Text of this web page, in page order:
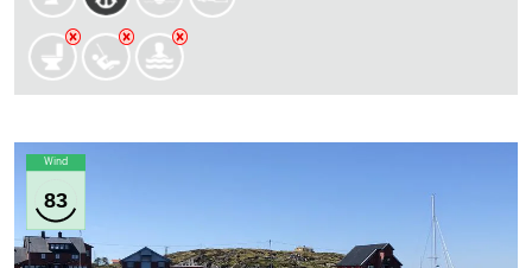
Wind
83